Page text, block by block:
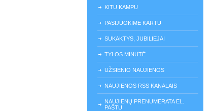
KITU KAMPU
PASIJUOKIME KARTU
SUKAKTYS, JUBILIEJAI
TYLOS MINUTĖ
UŽSIENIO NAUJIENOS
NAUJIENOS RSS KANALAIS
NAUJIENŲ PRENUMERATA EL.
PAŠTU